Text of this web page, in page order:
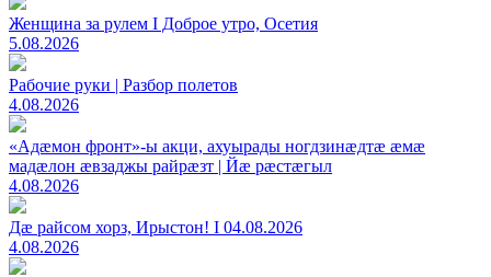
Женщина за рулем I Доброе утро, Осетия
5.08.2026
Рабочие руки | Разбор полетов
4.08.2026
«Адæмон фронт»-ы акци, ахуырады ногдзинæдтæ æмæ
мадæлон æвзаджы райрæзт | Йæ рæстæгыл
4.08.2026
Дæ райсом хорз, Ирыстон! I 04.08.2026
4.08.2026